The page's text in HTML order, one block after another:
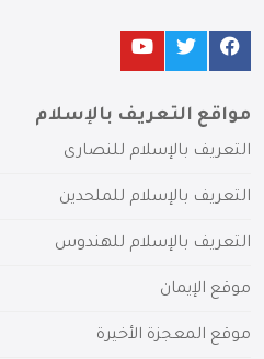
مواقع التعريف بالإسلام
التعريف بالإسلام للنصارى
التعريف بالإسلام للملحدين
التعريف بالإسلام للهندوس
موقع الإيمان
موقع المعجزة الأخيرة